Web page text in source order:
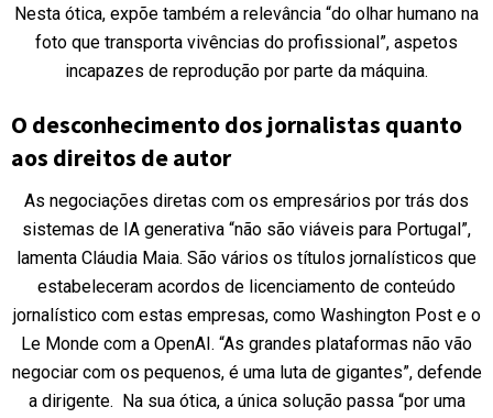
Nesta ótica, expõe também a relevância “do olhar humano na
foto que transporta vivências do profissional”, aspetos
incapazes de reprodução por parte da máquina.
O desconhecimento dos jornalistas quanto
aos direitos de autor
As negociações diretas com os empresários por trás dos
sistemas de IA generativa “não são viáveis para Portugal”,
lamenta Cláudia Maia. São vários os títulos jornalísticos que
estabeleceram acordos de licenciamento de conteúdo
jornalístico com estas empresas, como Washington Post e o
Le Monde com a OpenAI. “As grandes plataformas não vão
negociar com os pequenos, é uma luta de gigantes”, defende
a dirigente. Na sua ótica, a única solução passa “por uma